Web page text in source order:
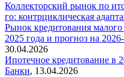
Коллекторский рынок по
го: контрциклическая
Рынок кредитования
2025 года и прогноз на
30.04.2026
Ипотечное кредитование в
Банки, 13.04.2026